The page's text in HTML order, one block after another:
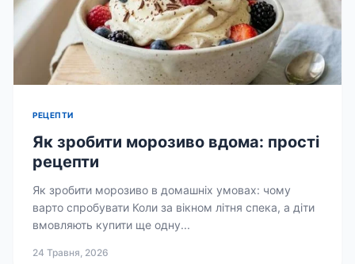
РЕЦЕПТИ
Як зробити морозиво вдома: прості
рецепти
Як зробити морозиво в домашніх умовах: чому
варто спробувати Коли за вікном літня спека, а діти
вмовляють купити ще одну...
24 Травня, 2026